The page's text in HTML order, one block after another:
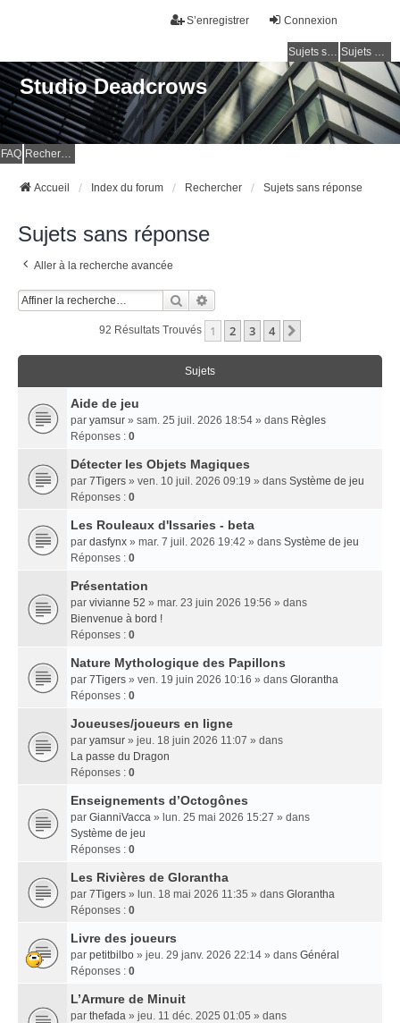
Connexion
S’enregistrer
Sujets sans réponse Sujets actifs
Studio Deadcrows
FAQ Rechercher
Accueil Index du forum Rechercher Sujets sans réponse
Sujets sans réponse
Aller à la recherche avancée
Rechercher
92 Résultats Trouvés 1 2 3 4
Sujets
Aide de jeu
par yamsur » sam. 25 juil. 2026 18:54 » dans Règles
Réponses : 0
Détecter les Objets Magiques
par 7Tigers » ven. 10 juil. 2026 09:19 » dans Système de jeu
Réponses : 0
Les Rouleaux d'Issaries - beta
par dasfynx » mar. 7 juil. 2026 19:42 » dans Système de jeu
Réponses : 0
Présentation
par vivianne 52 » mar. 23 juin 2026 19:56 » dans
Bienvenue à bord !
Réponses : 0
Nature Mythologique des Papillons
par 7Tigers » ven. 19 juin 2026 10:16 » dans Glorantha
Réponses : 0
Joueuses/joueurs en ligne
par yamsur » jeu. 18 juin 2026 11:07 » dans
La passe du Dragon
Réponses : 0
Enseignements dʼOctogônes
par GianniVacca » lun. 25 mai 2026 15:27 » dans
Système de jeu
Réponses : 0
Les Rivières de Glorantha
par 7Tigers » lun. 18 mai 2026 11:35 » dans Glorantha
Réponses : 0
Livre des joueurs
par petitbilbo » jeu. 29 janv. 2026 22:14 » dans Général
Réponses : 0
L’Armure de Minuit
par thefada » jeu. 11 déc. 2025 01:05 » dans